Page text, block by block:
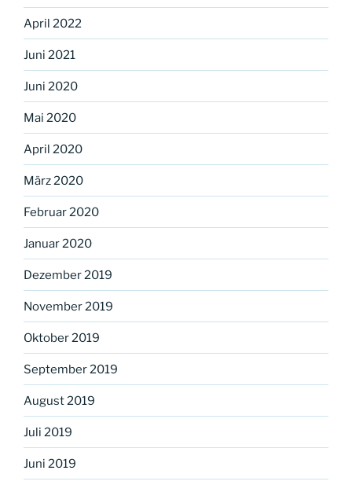
April 2022
Juni 2021
Juni 2020
Mai 2020
April 2020
März 2020
Februar 2020
Januar 2020
Dezember 2019
November 2019
Oktober 2019
September 2019
August 2019
Juli 2019
Juni 2019